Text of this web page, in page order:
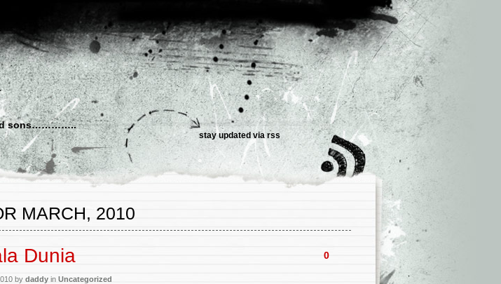
sons…………..
stay updated viarss
MARCH, 2010
Dunia
by daddy in Uncategorized
0